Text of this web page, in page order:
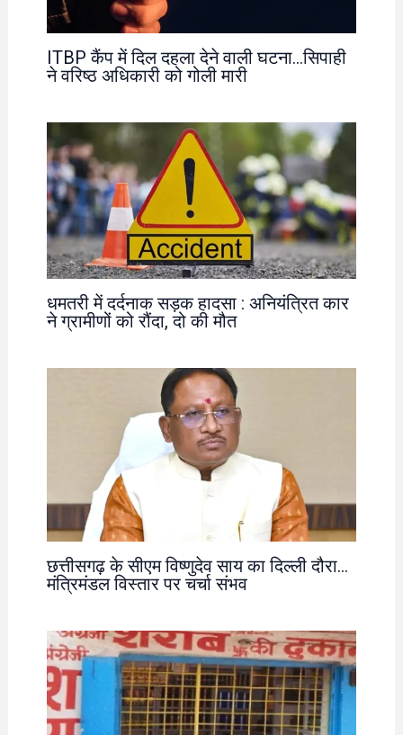
ITBP कैंप में दिल दहला देने वाली घटना…सिपाही
ने वरिष्ठ अधिकारी को गोली मारी
धमतरी में दर्दनाक सड़क हादसा : अनियंत्रित कार
ने ग्रामीणों को रौंदा, दो की मौत
छत्तीसगढ़ के सीएम विष्णुदेव साय का दिल्ली दौरा…
मंत्रिमंडल विस्तार पर चर्चा संभव